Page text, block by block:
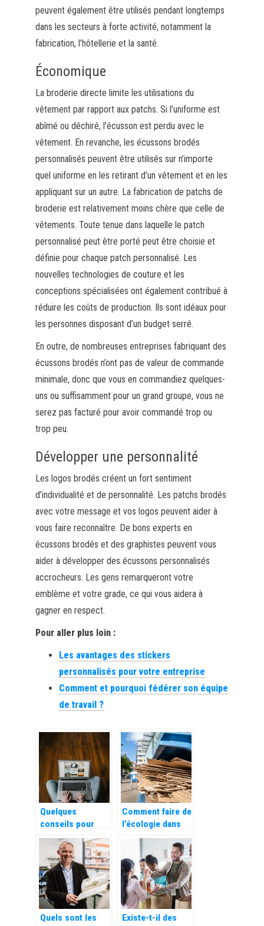
peuvent également être utilisés pendant longtemps
dans les secteurs à forte activité, notamment la
fabrication, l’hôtellerie et la santé.
Économique
La broderie directe limite les utilisations du
vêtement par rapport aux patchs. Si l’uniforme est
abîmé ou déchiré, l’écusson est perdu avec le
vêtement. En revanche, les écussons brodés
personnalisés peuvent être utilisés sur n’importe
quel uniforme en les retirant d’un vêtement et en les
appliquant sur un autre. La fabrication de patchs de
broderie est relativement moins chère que celle de
vêtements. Toute tenue dans laquelle le patch
personnalisé peut être porté peut être choisie et
définie pour chaque patch personnalisé. Les
nouvelles technologies de couture et les
conceptions spécialisées ont également contribué à
réduire les coûts de production. Ils sont idéaux pour
les personnes disposant d’un budget serré.
En outre, de nombreuses entreprises fabriquant des
écussons brodés n’ont pas de valeur de commande
minimale, donc que vous en commandiez quelques-
uns ou suffisamment pour un grand groupe, vous ne
serez pas facturé pour avoir commandé trop ou
trop peu.
Développer une personnalité
Les logos brodés créent un fort sentiment
d’individualité et de personnalité. Les patchs brodés
avec votre message et vos logos peuvent aider à
vous faire reconnaître. De bons experts en
écussons brodés et des graphistes peuvent vous
aider à développer des écussons personnalisés
accrocheurs. Les gens remarqueront votre
emblème et votre grade, ce qui vous aidera à
gagner en respect.
Pour aller plus loin :
Les avantages des stickers
personnalisés pour votre entreprise
Comment et pourquoi fédérer son équipe
de travail ?
Quelques
conseils pour
valoriser et
développer votre
e-commerce
Comment faire de
l’écologie dans
une entreprise ?
Quels sont les
Existe-t-il des